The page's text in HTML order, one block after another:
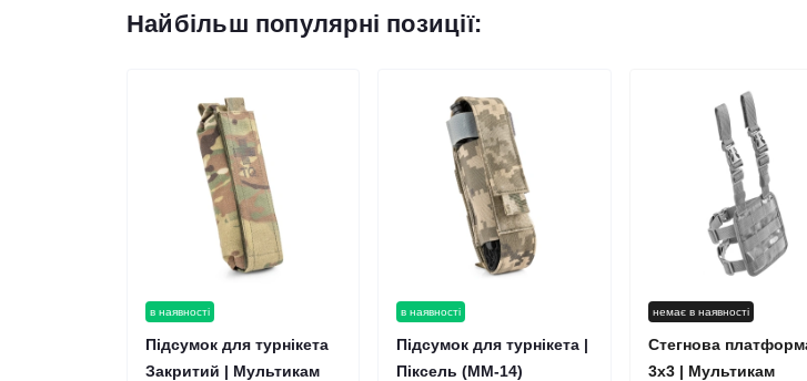
Найбільш популярні позиції:
в наявності
Підсумок для турнікета
Закритий | Мультикам
в наявності
Підсумок для турнікета |
Піксель (ММ-14)
немає в наявності
Стегнова
3х3 | Мультикам